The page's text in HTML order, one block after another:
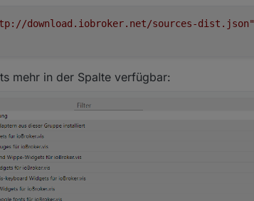
download.iobroker.net/sources-dist.json"
mehr in der Spalte verfügbar: